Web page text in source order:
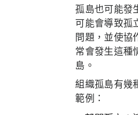
孤島也可能發
可能會導致孤
問題，並使協
常會發生這種
島。
組織孤島有幾
範例：